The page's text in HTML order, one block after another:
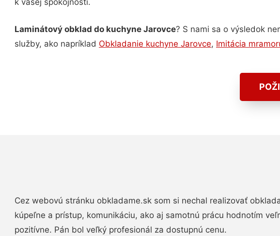
k vašej spokojnosti.
Laminátový obklad do kuchyne Jarovce? S nami sa o výsledok
služby, ako napríklad Obkladanie kuchyne Jarovce, Imitácia
Cez webovú stránku obkladame.sk som si nechal realizovať
kúpeľne a prístup, komunikáciu, ako aj samotnú prácu hodnotím
pozitívne. Pán bol veľký profesionál za dostupnú cenu.